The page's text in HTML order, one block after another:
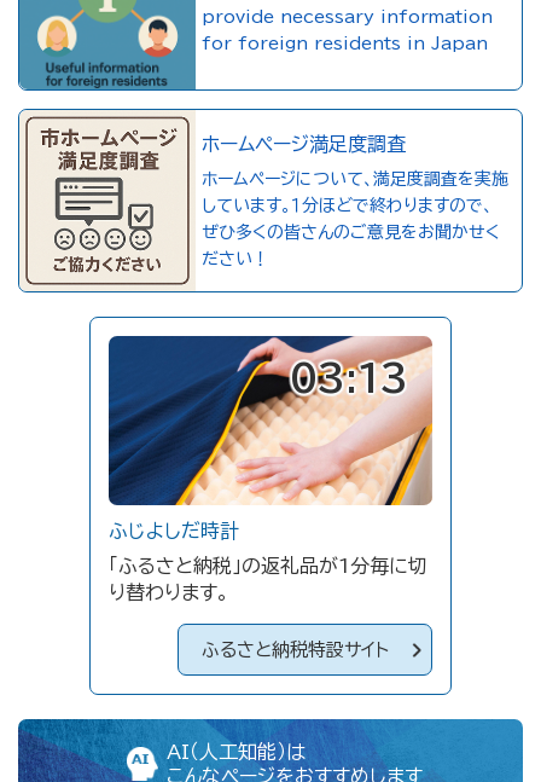
provide necessary information
for foreign residents in Japan
ホームページ満足度調査
ホームページについて、満足度調査を実施
しています。１分ほどで終わりますので、
ぜひ多くの皆さんのご意見をお聞かせく
ださい！
03:13
ふじよしだ時計
「ふるさと納税」の返礼品が1分毎に切
り替わります。
ふるさと納税特設サイト
AI（人工知能）は
こんなページをおすすめします